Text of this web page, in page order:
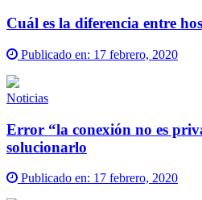
Cuál es la diferencia entre
Publicado en: 17 febrero, 2020
Noticias
Error “la conexión no es
solucionarlo
Publicado en: 17 febrero, 2020